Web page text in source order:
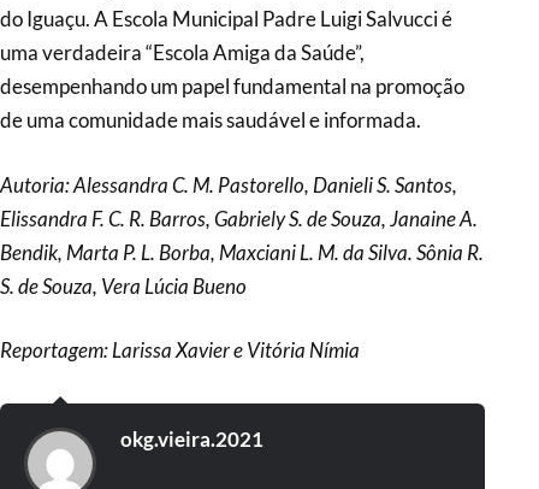
do Iguaçu. A Escola Municipal Padre Luigi Salvucci é
uma verdadeira “Escola Amiga da Saúde”,
desempenhando um papel fundamental na promoção
de uma comunidade mais saudável e informada.
Autoria: Alessandra C. M. Pastorello, Danieli S. Santos,
Elissandra F. C. R. Barros, Gabriely S. de Souza, Janaine A.
Bendik, Marta P. L. Borba, Maxciani L. M. da Silva. Sônia R.
S. de Souza, Vera Lúcia Bueno
Reportagem: Larissa Xavier e Vitória Nímia
okg.vieira.2021